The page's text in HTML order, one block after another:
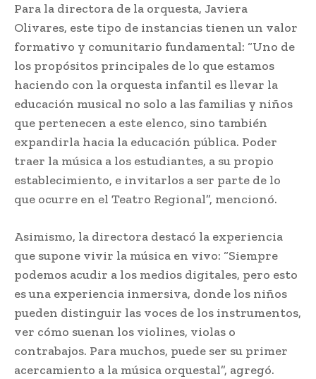
Para la directora de la orquesta, Javiera
Olivares, este tipo de instancias tienen un valor
formativo y comunitario fundamental: “Uno de
los propósitos principales de lo que estamos
haciendo con la orquesta infantil es llevar la
educación musical no solo a las familias y niños
que pertenecen a este elenco, sino también
expandirla hacia la educación pública. Poder
traer la música a los estudiantes, a su propio
establecimiento, e invitarlos a ser parte de lo
que ocurre en el Teatro Regional”, mencionó.
Asimismo, la directora destacó la experiencia
que supone vivir la música en vivo: “Siempre
podemos acudir a los medios digitales, pero esto
es una experiencia inmersiva, donde los niños
pueden distinguir las voces de los instrumentos,
ver cómo suenan los violines, violas o
contrabajos. Para muchos, puede ser su primer
acercamiento a la música orquestal”, agregó.